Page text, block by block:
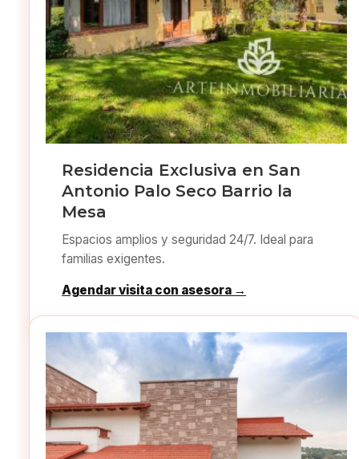
Residencia Exclusiva en San
Antonio Palo Seco Barrio la
Mesa
Espacios amplios y seguridad 24/7. Ideal para
familias exigentes.
Agendar visita con asesora →